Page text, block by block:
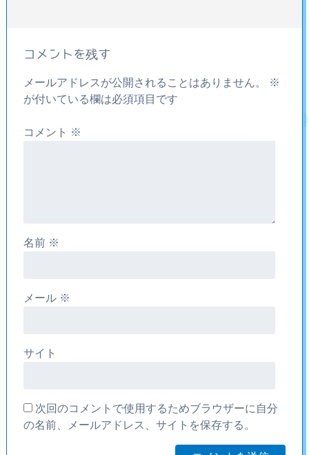
コメントを残す
メールアドレスが公開されることはありません。
※
が付いている欄は必須項目です
コメント ※
名前 ※
メール ※
サイト
次回のコメントで使用するためブラウザーに自分
の名前、メールアドレス、サイトを保存する。